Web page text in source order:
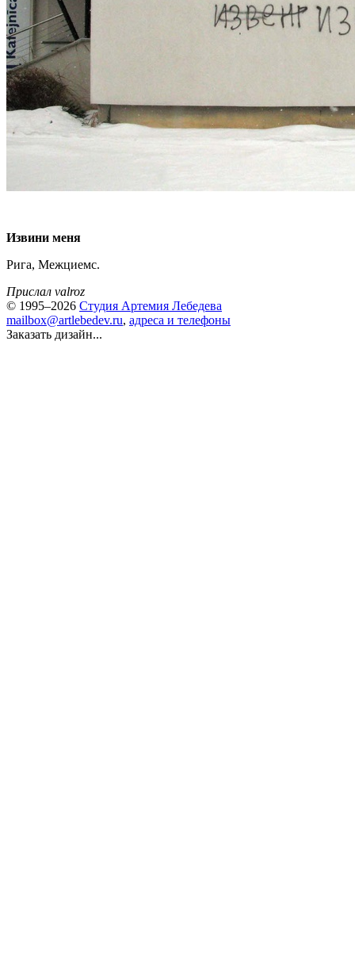
Извини меня
Рига, Межциемс.
Прислал valroz
© 1995–2026 Студия Артемия Лебедева
mailbox@artlebedev.ru, адреса и телефоны
Заказать дизайн...